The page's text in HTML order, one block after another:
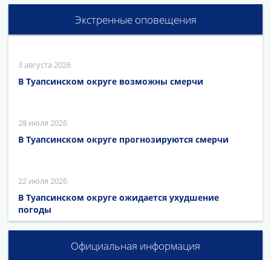
Экстренные оповещения
3 августа 2026
В Туапсинском округе возможны смерчи
28 июля 2026
В Туапсинском округе прогнозируются смерчи
22 июля 2026
В Туапсинском округе ожидается ухудшение
погоды
Официальная информация